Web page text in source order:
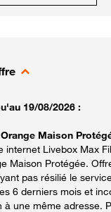
19/08/2026 :
Maison
internet Livebox Max
Maison Protégée.
pas résilié le
6 derniers mois et
à une même adresse.